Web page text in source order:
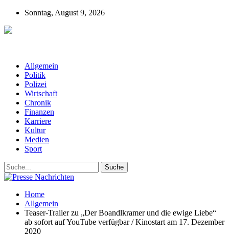
Sonntag, August 9, 2026
Allgemein
Politik
Polizei
Wirtschaft
Chronik
Finanzen
Karriere
Kultur
Medien
Sport
Home
Allgemein
Teaser-Trailer zu „Der Boandlkramer und die ewige Liebe“
ab sofort auf YouTube verfügbar / Kinostart am 17. Dezember
2020